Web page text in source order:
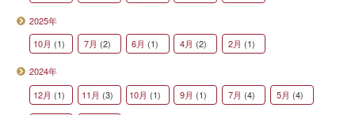
2025年
10月 (1) 7月 (2) 6月 (1) 4月 (2) 2月 (1)
2024年
12月 (1) 11月 (3) 10月 (1) 9月 (1) 7月 (4) 5月 (4)